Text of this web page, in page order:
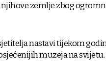
zemlje zbog
nastavi tijekom
muzeja na